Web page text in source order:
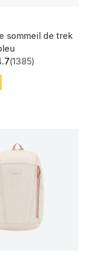
sommeil de trek
stars from 1385
(1385)